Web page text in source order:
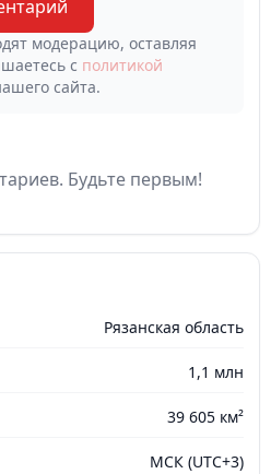
модерацию, оставляя
с политикой
сайта.
Будьте первым!
Рязанская область
1,1 млн
39 605 км²
МСК (UTC+3)